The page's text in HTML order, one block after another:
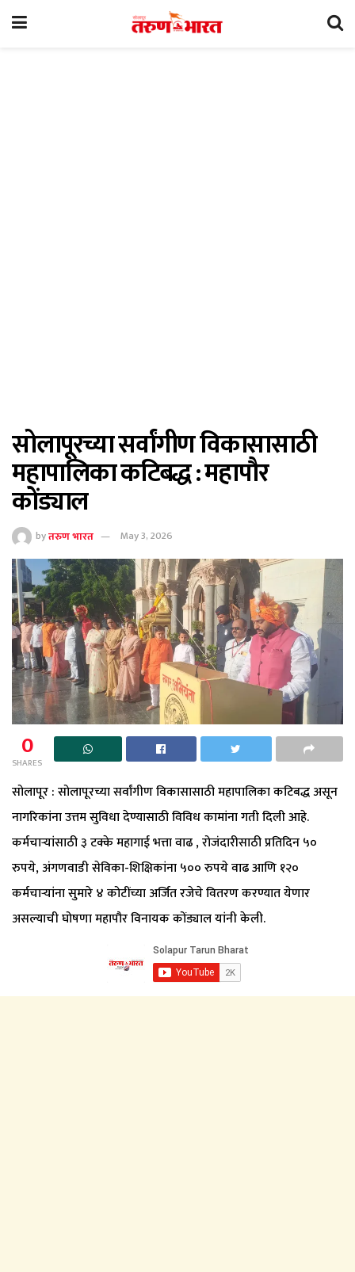
सोलापूरच्या सर्वांगीण विकासासाठी
महापालिका कटिबद्ध : महापौर
कोंड्याल
byतरुण भारत May 3, 2026
0
SHARES
सोलापूर : सोलापूरच्या सर्वांगीण विकासासाठी महापालिका कटिबद्ध असून
नागरिकांना उत्तम सुविधा देण्यासाठी विविध कामांना गती दिली आहे.
कर्मचाऱ्यांसाठी ३ टक्के महागाई भत्ता वाढ , रोजंदारीसाठी प्रतिदिन ५०
रुपये, अंगणवाडी सेविका-शिक्षिकांना ५०० रुपये वाढ आणि १२०
कर्मचाऱ्यांना सुमारे ४ कोटींच्या अर्जित रजेचे वितरण करण्यात येणार
असल्याची घोषणा महापौर विनायक कोंड्याल यांनी केली.